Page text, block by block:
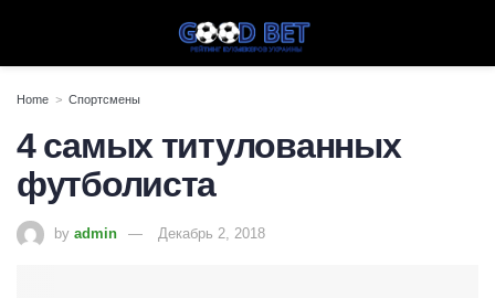
Home Спортсмены
4 самых титулованных
футболиста
by admin Декабрь 2, 2018